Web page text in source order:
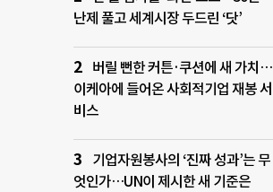
난제 풀고 세계시장 두드린 ‘닷’
버릴 뻔한 커튼·쿠션에 새 가치…
이케아에 들어온 사회적기업 재봉 서
비스
기업자원봉사의 ‘진짜 성과’는 무
엇인가…UN이 제시한 새 기준은